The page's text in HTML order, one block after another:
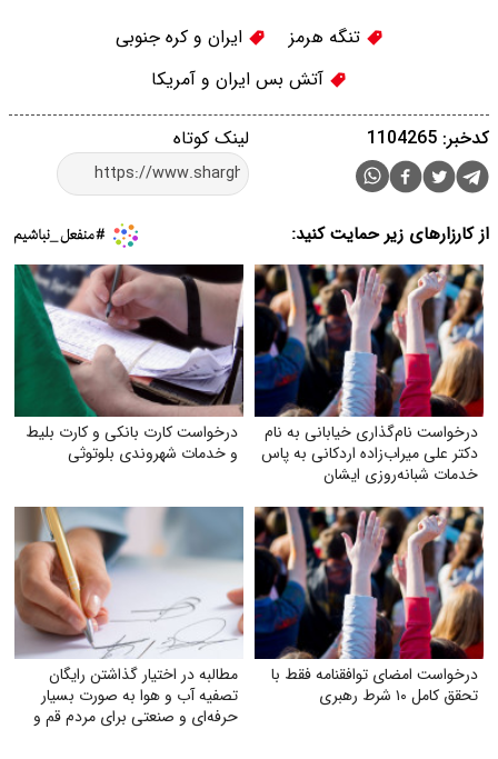
تنگه هرمز
ایران و کره جنوبی
آتش بس ایران و آمریکا
لینک کوتاه کدخبر: 1104265
از کارزارهای زیر حمایت کنید:
درخواست نام‌گذاری خیابانی به نام
دکتر علی میراب‌زاده اردکانی به پاس
خدمات شبانه‌روزی ایشان
درخواست کارت بانکی و کارت بلیط
و خدمات شهروندی بلوتوثی
درخواست امضای توافقنامه فقط با
تحقق کامل ۱۰ شرط رهبری
مطالبه در اختیار گذاشتن رایگان
تصفیه آب و هوا به‌ صورت بسیار
حرفه‌ای و صنعتی برای مردم قم و